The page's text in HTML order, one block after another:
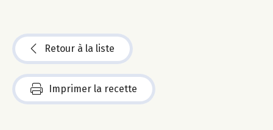
Retour à la liste
Imprimer la recette